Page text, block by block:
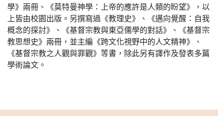
學》兩冊、《莫特曼神學：上帝的應許是人類的盼望》，以
上皆由校園出版。另撰寫過《教理史》、《邁向覺醒：自我
概念的探討》、《基督宗教與東亞儒學的對話》、《基督宗
教思想史》兩冊，並主編《跨文化視野中的人文精神》、
《基督宗教之人觀與罪觀》等書，除此另有譯作及發表多篇
學術論文。